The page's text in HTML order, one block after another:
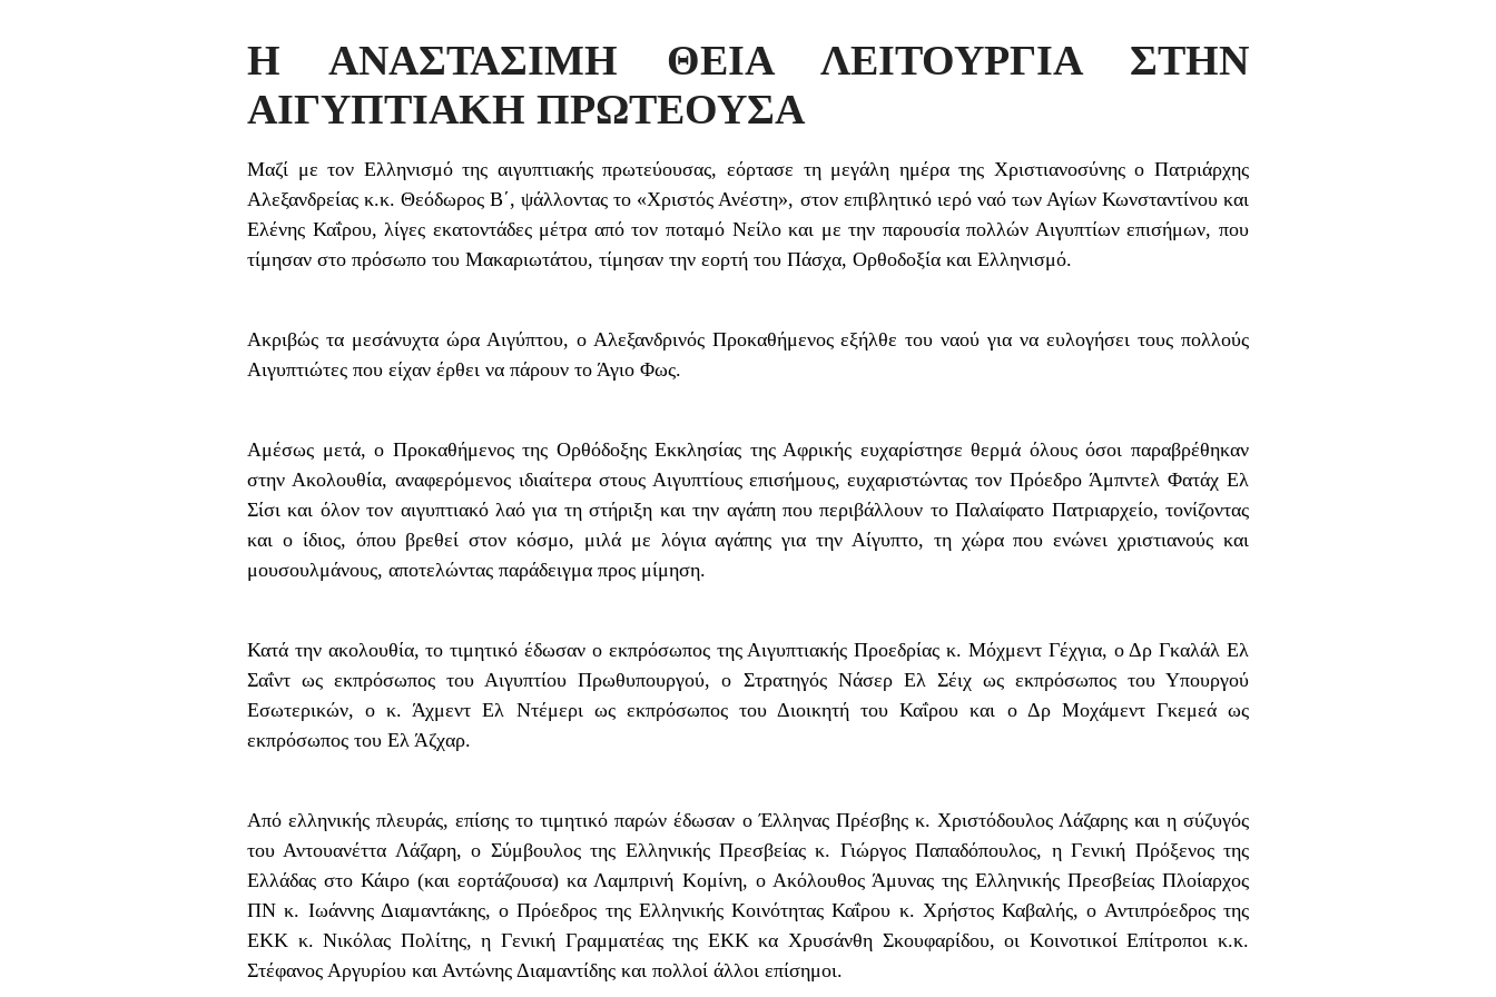
Η ΑΝΑΣΤΑΣΙΜΗ ΘΕΙΑ ΛΕΙΤΟΥΡΓΙΑ ΣΤΗΝ
ΑΙΓΥΠΤΙΑΚΗ ΠΡΩΤΕΟΥΣΑ
Μαζί με τον Ελληνισμό της αιγυπτιακής πρωτεύουσας, εόρτασε τη μεγάλη ημέρα της Χριστιανοσύνης ο Πατριάρχης
Αλεξανδρείας κ.κ. Θεόδωρος Β΄, ψάλλοντας το «Χριστός Ανέστη», στον επιβλητικό ιερό ναό των Αγίων Κωνσταντίνου και
Ελένης Καΐρου, λίγες εκατοντάδες μέτρα από τον ποταμό Νείλο και με την παρουσία πολλών Αιγυπτίων επισήμων, που
τίμησαν στο πρόσωπο του Μακαριωτάτου, τίμησαν την εορτή του Πάσχα, Ορθοδοξία και Ελληνισμό.
Ακριβώς τα μεσάνυχτα ώρα Αιγύπτου, ο Αλεξανδρινός Προκαθήμενος εξήλθε του ναού για να ευλογήσει τους πολλούς
Αιγυπτιώτες που είχαν έρθει να πάρουν το Άγιο Φως.
Αμέσως μετά, ο Προκαθήμενος της Ορθόδοξης Εκκλησίας της Αφρικής ευχαρίστησε θερμά όλους όσοι παραβρέθηκαν
στην Ακολουθία, αναφερόμενος ιδιαίτερα στους Αιγυπτίους επισήμους, ευχαριστώντας τον Πρόεδρο Άμπντελ Φατάχ Ελ
Σίσι και όλον τον αιγυπτιακό λαό για τη στήριξη και την αγάπη που περιβάλλουν το Παλαίφατο Πατριαρχείο, τονίζοντας
και ο ίδιος, όπου βρεθεί στον κόσμο, μιλά με λόγια αγάπης για την Αίγυπτο, τη χώρα που ενώνει χριστιανούς και
μουσουλμάνους, αποτελώντας παράδειγμα προς μίμηση.
Κατά την ακολουθία, το τιμητικό έδωσαν ο εκπρόσωπος της Αιγυπτιακής Προεδρίας κ. Μόχμεντ Γέχγια, ο Δρ Γκαλάλ Ελ
Σαΐντ ως εκπρόσωπος του Αιγυπτίου Πρωθυπουργού, ο Στρατηγός Νάσερ Ελ Σέιχ ως εκπρόσωπος του Υπουργού
Εσωτερικών, ο κ. Άχμεντ Ελ Ντέμερι ως εκπρόσωπος του Διοικητή του Καΐρου και ο Δρ Μοχάμεντ Γκεμεά ως
εκπρόσωπος του Ελ Άζχαρ.
Από ελληνικής πλευράς, επίσης το τιμητικό παρών έδωσαν ο Έλληνας Πρέσβης κ. Χριστόδουλος Λάζαρης και η σύζυγός
του Αντουανέττα Λάζαρη, ο Σύμβουλος της Ελληνικής Πρεσβείας κ. Γιώργος Παπαδόπουλος, η Γενική Πρόξενος της
Ελλάδας στο Κάιρο (και εορτάζουσα) κα Λαμπρινή Κομίνη, ο Ακόλουθος Άμυνας της Ελληνικής Πρεσβείας Πλοίαρχος
ΠΝ κ. Ιωάννης Διαμαντάκης, ο Πρόεδρος της Ελληνικής Κοινότητας Καΐρου κ. Χρήστος Καβαλής, ο Αντιπρόεδρος της
ΕΚΚ κ. Νικόλας Πολίτης, η Γενική Γραμματέας της ΕΚΚ κα Χρυσάνθη Σκουφαρίδου, οι Κοινοτικοί Επίτροποι κ.κ.
Στέφανος Αργυρίου και Αντώνης Διαμαντίδης και πολλοί άλλοι επίσημοι.